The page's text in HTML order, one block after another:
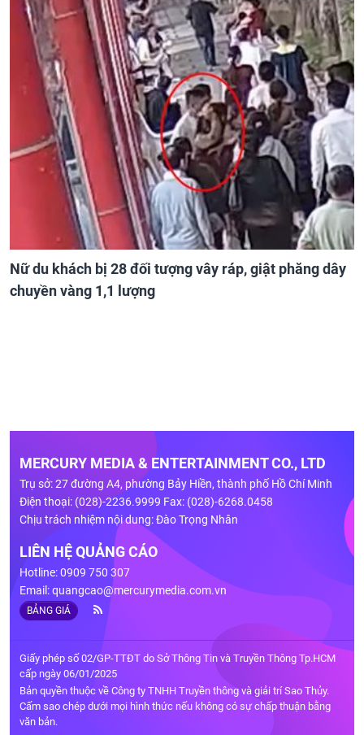
Nữ du khách bị 28 đối tượng vây ráp, giật phăng dây
chuyền vàng 1,1 lượng
MERCURY MEDIA & ENTERTAINMENT CO., LTD
Trụ sở: 27 đường A4, phường Bảy Hiền, thành phố Hồ Chí Minh
Điện thoại: (028)-2236.9999 Fax: (028)-6268.0458
Chịu trách nhiệm nội dung: Đào Trọng Nhân
LIÊN HỆ QUẢNG CÁO
Hotline: 0909 750 307
Email:quangcao@mercurymedia.com.vn
BẢNG GIÁ
Giấy phép số 02/GP-TTĐT do Sở Thông Tin và Truyền Thông Tp.HCM
cấp ngày 06/01/2025
Bản quyền thuộc về Công ty TNHH Truyền thông và giải trí Sao Thủy.
Cấm sao chép dưới mọi hình thức nếu không có sự chấp thuận bằng
văn bản.